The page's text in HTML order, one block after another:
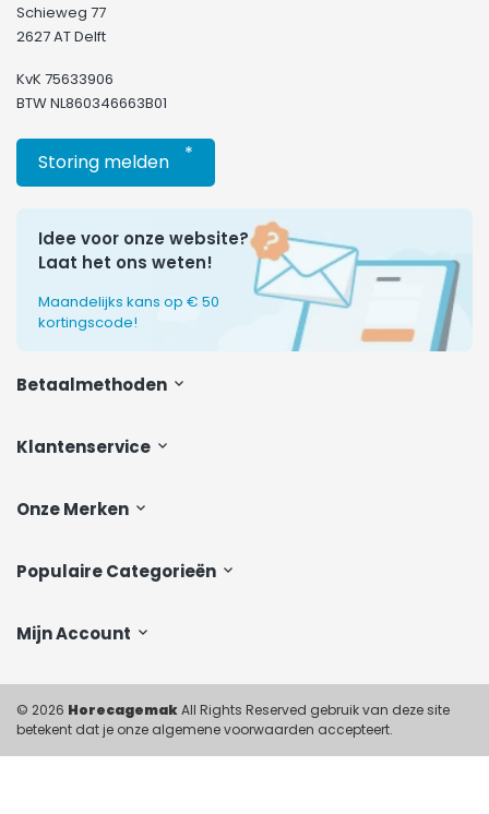
Klantenservice
Onze Merken
Populaire Categorieën
Mijn Account
Schieweg 77
2627 AT Delft
KvK 75633906
BTW NL860346663B01
Storing melden *
Idee voor onze website?
Laat het ons weten!
Maandelijks kans op € 50
kortingscode!
Betaalmethoden
© 2026 HorecagemakAll Rights Reserved gebruik van deze site
betekent dat je onze algemene voorwaarden accepteert.